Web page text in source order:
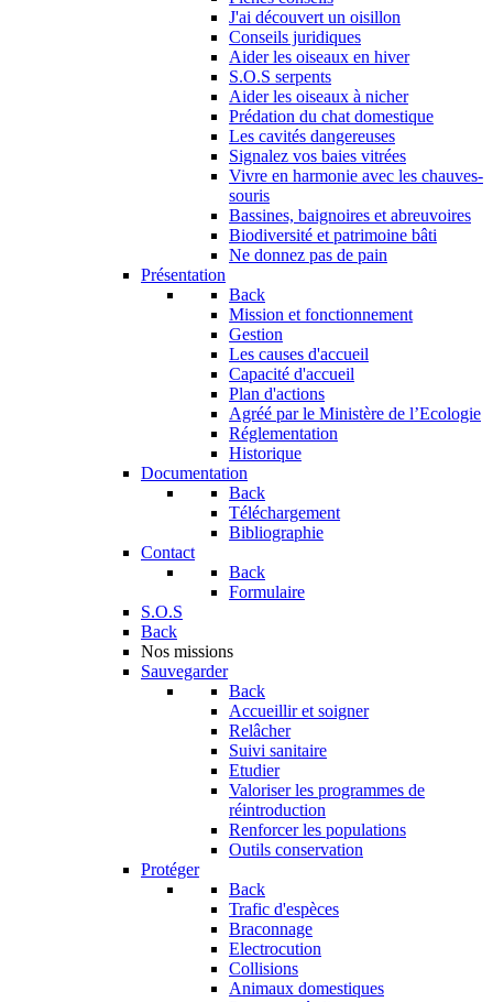
J'ai découvert un oisillon
Conseils juridiques
Aider les oiseaux en hiver
S.O.S serpents
Aider les oiseaux à nicher
Prédation du chat domestique
Les cavités dangereuses
Signalez vos baies vitrées
Vivre en harmonie avec les chauves-
souris
Bassines, baignoires et abreuvoires
Biodiversité et patrimoine bâti
Ne donnez pas de pain
Présentation
Back
Mission et fonctionnement
Gestion
Les causes d'accueil
Capacité d'accueil
Plan d'actions
Agréé par le Ministère de l’Ecologie
Réglementation
Historique
Documentation
Back
Téléchargement
Bibliographie
Contact
Back
Formulaire
S.O.S
Back
Nos missions
Sauvegarder
Back
Accueillir et soigner
Relâcher
Suivi sanitaire
Etudier
Valoriser les programmes de
réintroduction
Renforcer les populations
Outils conservation
Protéger
Back
Trafic d'espèces
Braconnage
Electrocution
Collisions
Animaux domestiques